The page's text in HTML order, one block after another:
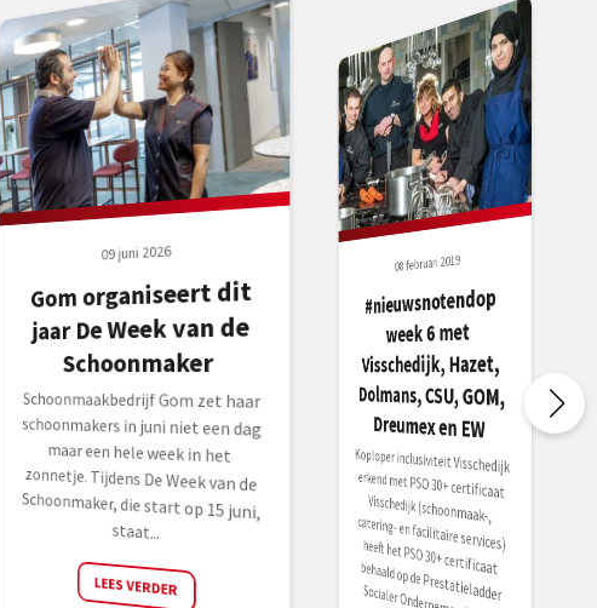
09 juni 2026
Gom organiseert dit
jaar De Week van de
Schoonmaker
Schoonmaakbedrijf Gom zet haar
schoonmakers in juni niet een dag
maar een hele week in het
zonnetje. Tijdens De Week van de
Schoonmaker, die start op 15 juni,
staat...
LEES VERDER
08 februari 2019
#nieuwsnotendop
week 6 met
Visschedijk, Hazet,
Dolmans, CSU, GOM,
Dreumex en EW
Koploper inclusiviteit Visschedijk
erkend met PSO 30+ certificaat
Visschedijk (schoonmaak-,
catering- en facilitaire services) heeft het PSO 30+ certificaat behaald op de Prestatieladder
Socialer Ondernemen (PSO),